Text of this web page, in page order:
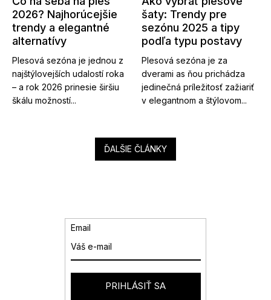
2026? Najhorúcejšie
trendy a elegantné
alternatívy
Plesová sezóna je jednou z
najštýlovejších udalostí roka
– a rok 2026 prinesie širšiu
škálu možností...
šaty: Trendy pre
sezónu 2025 a tipy
podľa typu postavy
Plesová sezóna je za
dverami as ňou prichádza
jedinečná príležitosť zažiariť
v elegantnom a štýlovom...
ĎALŠIE ČLÁNKY
Email
PRIHLÁSIŤ SA